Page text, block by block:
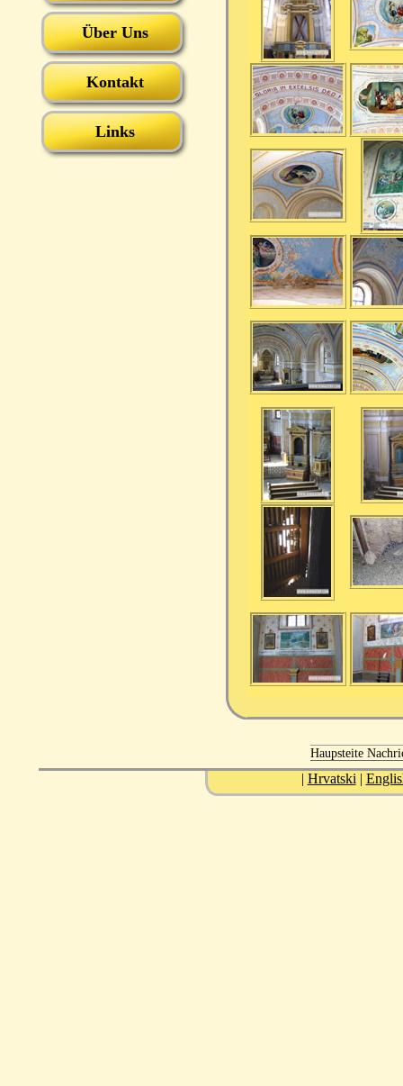
Über Uns
Kontakt
Links
Haupsteite
| Hrvatski |